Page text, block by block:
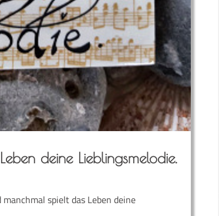
dei­ne Lieblingsmelodie.
spielt das Leben deine